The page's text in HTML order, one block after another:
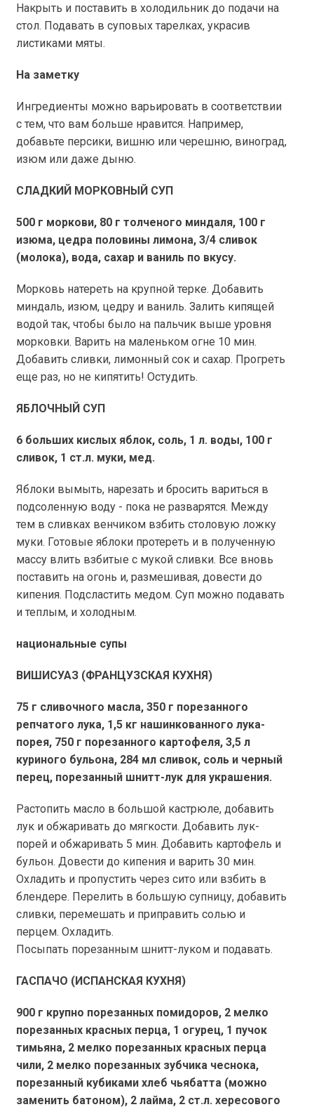
Накрыть и поставить в холодильник до подачи на
стол. Подавать в суповых тарелках, украсив
листиками мяты.
На заметку
Ингредиенты можно варьировать в соответствии
с тем, что вам больше нравится. Например,
добавьте персики, вишню или черешню, виноград,
изюм или даже дыню.
СЛАДКИЙ МОРКОВНЫЙ СУП
500 г моркови, 80 г толченого миндаля, 100 г
изюма, цедра половины лимона, 3/4 сливок
(молока), вода, сахар и ваниль по вкусу.
Морковь натереть на крупной терке. Добавить
миндаль, изюм, цедру и ваниль. Залить кипящей
водой так, чтобы было на пальчик выше уровня
морковки. Варить на маленьком огне 10 мин.
Добавить сливки, лимонный сок и сахар. Прогреть
еще раз, но не кипятить! Остудить.
ЯБЛОЧНЫЙ СУП
6 больших кислых яблок, соль, 1 л. воды, 100 г
сливок, 1 ст.л. муки, мед.
Яблоки вымыть, нарезать и бросить вариться в
подсоленную воду - пока не разварятся. Между
тем в сливках венчиком взбить столовую ложку
муки. Готовые яблоки протереть и в полученную
массу влить взбитые с мукой сливки. Все вновь
поставить на огонь и, размешивая, довести до
кипения. Подсластить медом. Суп можно подавать
и теплым, и холодным.
национальные супы
ВИШИСУАЗ (ФРАНЦУЗСКАЯ КУХНЯ)
75 г сливочного масла,350 г порезанного
репчатого лука, 1,5 кг нашинкованного лука-
порея, 750 г порезанного картофеля,3,5 л
куриного бульона, 284 мл сливок, соль и черный
перец, порезанный шнитт-лук для украшения.
Растопить масло в большой кастрюле, добавить
лук и обжаривать до мягкости. Добавить лук-
порей и обжаривать 5 мин. Добавить картофель и
бульон. Довести до кипения и варить 30 мин.
Охладить и пропустить через сито или взбить в
блендере. Перелить в большую супницу, добавить
сливки, перемешать и приправить солью и
перцем. Охладить.
Посыпать порезанным шнитт-луком и подавать.
ГАСПАЧО (ИСПАНСКАЯ КУХНЯ)
900 г крупно порезанных помидоров, 2 мелко
порезанных красных перца, 1 огурец, 1 пучок
тимьяна, 2 мелко порезанных красных перца
чили, 2 мелко порезанных зубчика чеснока,
порезанный кубиками хлеб чьябатта (можно
заменить батоном), 2 лайма, 2 ст.л. хересового